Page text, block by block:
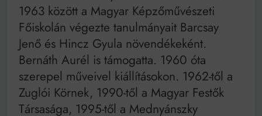
1963 között a Magyar Képzőművészeti
Főiskolán végezte tanulmányait Barcsay
Jenő és Hincz Gyula növendékeként.
Bernáth Aurél is támogatta. 1960 óta
szerepel műveivel kiállításokon. 1962-től a
Zuglói Körnek, 1990-től a Magyar Festők
Társasága, 1995-től a Mednyánszky